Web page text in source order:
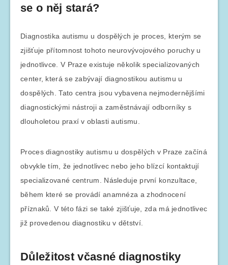
se o něj stará?
Diagnostika autismu u dospělých je proces, kterým se
zjišťuje přítomnost tohoto neurovývojového poruchy u
jednotlivce. V Praze existuje několik specializovaných
center, která se zabývají diagnostikou autismu u
dospělých. Tato centra jsou vybavena nejmodernějšími
diagnostickými nástroji a zaměstnávají odborníky s
dlouholetou praxí v oblasti autismu.
Proces diagnostiky autismu u dospělých v Praze začíná
obvykle tím, že jednotlivec nebo jeho blízcí kontaktují
specializované centrum. Následuje první konzultace,
během které se provádí anamnéza a zhodnocení
příznaků. V této fázi se také zjišťuje, zda má jednotlivec
již provedenou diagnostiku v dětství.
Důležitost včasné diagnostiky